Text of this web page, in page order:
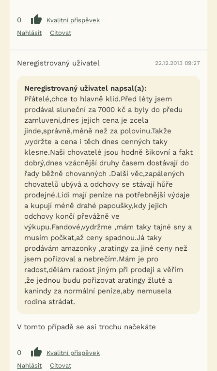
0
Kvalitní příspěvek
Nahlásit
Citovat
Neregistrovaný uživatel 22.12.2013 09:27
Neregistrovaný uživatel napsal(a):
Přátelé,chce to hlavně klid.Před léty jsem
prodával sluneční za 7000 kč a byly do předu
zamluveni,dnes jejich cena je zcela
jinde,správně,méně než za polovinu.Takže
,vydržte a cena i těch dnes cenných taky
klesne.Naši chovatelé jsou hodně šikovní a fakt
dobrý,dnes vzácnější druhy časem dostávají do
řady běžně chovanných .Další věc,zapálených
chovatelů ubývá a odchovy se stávají hůře
prodejné.Lidi mají peníze na potřebnější výdaje
a kupují méně drahé papoušky,kdy jejich
odchovy končí převážně ve
výkupu.Fandové,vydržme ,mám taky tajné sny a
musím počkat,až ceny spadnou.Já taky
prodávám amazonky ,aratingy za jiné ceny než
jsem pořizoval a nebrečím.Mám je pro
radost,dělám radost jiným při prodeji a věřím
,že jednou budu pořizovat aratingy žluté a
kanindy za normální peníze,aby nemusela
rodina strádat.
V tomto případě se asi trochu načekáte
0
Kvalitní příspěvek
Nahlásit
Citovat